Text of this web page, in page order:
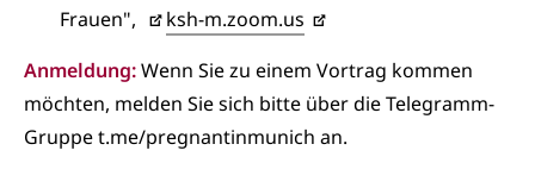
Frauen",
ksh-m.zoom.us
Anmeldung:Wenn Sie zu einem Vortrag kommen
möchten, melden Sie sich bitte über die Telegramm-
Gruppe t.me/pregnantinmunich an.